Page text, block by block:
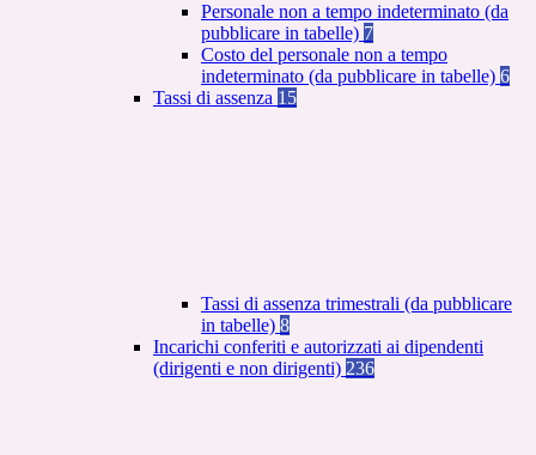
Personale non a tempo indeterminato (da
pubblicare in tabelle) 7
Costo del personale non a tempo
indeterminato (da pubblicare in tabelle) 6
Tassi di assenza 15
Tassi di assenza trimestrali (da pubblicare
in tabelle) 8
Incarichi conferiti e autorizzati ai dipendenti
(dirigenti e non dirigenti) 236